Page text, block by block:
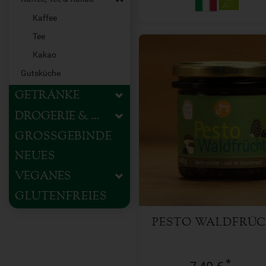
Kaffee
Tee
Kakao
Gutsküche
GETRÄNKE
DROGERIE & HAUSHALT
GROSSGEBINDE
NEUES
VEGANES
GLUTENFREIES
PESTO
*
7,49